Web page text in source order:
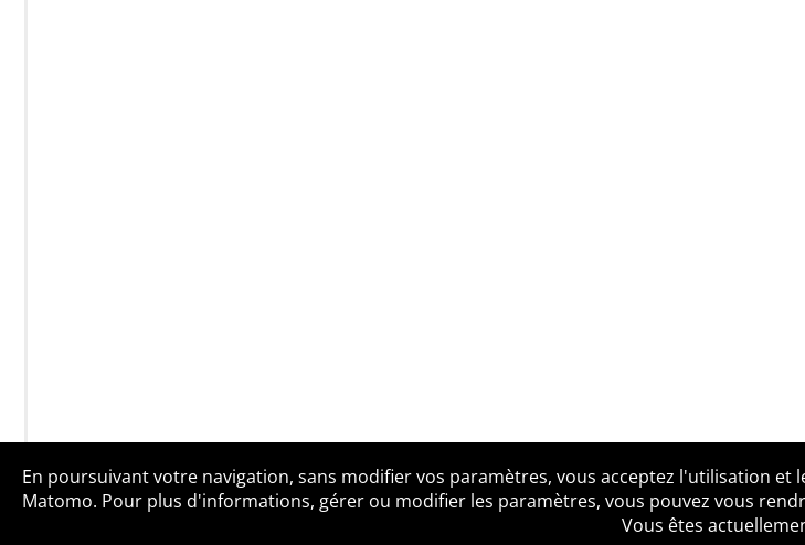
Qui sommes-nous ? Mentions légales
En poursuivant votre navigation, sans modifier vos paramètres, vous acceptez l'utilisation
Matomo. Pour plus d'informations, gérer ou modifier les paramètres, vous pouvez vous
Vous êtes